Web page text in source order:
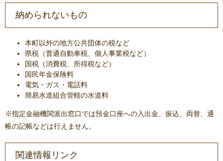
納められないもの
本町以外の地方公共団体の税など
県税（普通自動車税、個人事業税など）
国税（消費税、所得税など）
国民年金保険料
電気・ガス・電話料
簡易水道組合管轄の水道料
※指定金融機関派出窓口では預金口座への入出金、振込、両替、通
帳の記帳などは行えません。
関連情報リンク